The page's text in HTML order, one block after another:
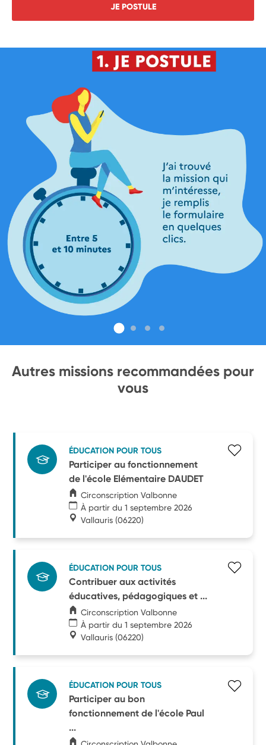
JE POSTULE
Autres missions recommandées pour
vous
ÉDUCATION POUR TOUS
Participer au fonctionnement
de l'école Elémentaire DAUDET
Circonscription Valbonne
À partir du 1 septembre 2026
Vallauris (06220)
ÉDUCATION POUR TOUS
Contribuer aux activités
éducatives, pédagogiques et ...
Circonscription Valbonne
À partir du 1 septembre 2026
Vallauris (06220)
ÉDUCATION POUR TOUS
Participer au bon
fonctionnement de l'école Paul
...